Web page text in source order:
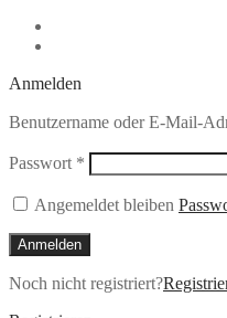
Anmelden
Benutzername oder E-Mail-
Passwort * Erforderlich
Angemeldet bleiben
Anmelden
Noch nicht registriert?